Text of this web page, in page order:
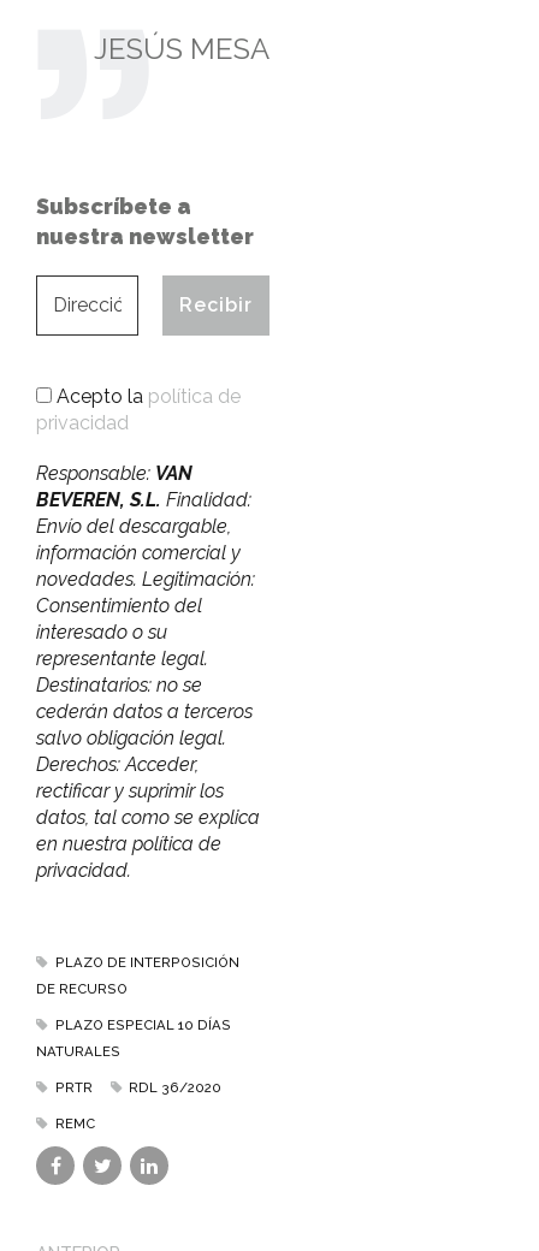
JESÚS MESA
Subscríbete a
nuestra newsletter
Acepto la política de
privacidad
Responsable: VAN
BEVEREN, S.L. Finalidad:
Envío del descargable,
información comercial y
novedades. Legitimación:
Consentimiento del
interesado o su
representante legal.
Destinatarios: no se
cederán datos a terceros
salvo obligación legal.
Derechos: Acceder,
rectificar y suprimir los
datos, tal como se explica
en nuestra política de
privacidad.
PLAZO DE INTERPOSICIÓN
DE RECURSO
PLAZO ESPECIAL 10 DÍAS
NATURALES
PRTR RDL 36/2020
REMC